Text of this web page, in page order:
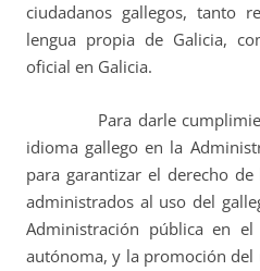
ciudadanos gallegos, tanto
lengua propia de Galicia,
oficial en Galicia.
Para darle
idioma gallego en la
para garantizar el derecho
administrados al uso del
Administración pública en
autónoma, y la promoción